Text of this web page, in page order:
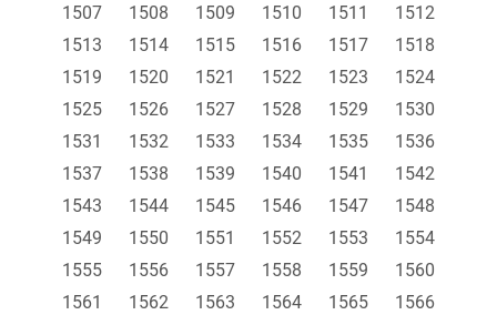
1507
1508 1509 1510 1511
1512
1513
1514 1515 1516 1517
1518
1519
1520 1521 1522 1523
1524
1525
1526 1527 1528 1529
1530
1531
1532 1533 1534 1535
1536
1537
1538 1539 1540 1541
1542
1543
1544 1545 1546 1547
1548
1549
1550 1551 1552 1553
1554
1555
1556 1557 1558 1559
1560
1561
1562 1563 1564 1565
1566